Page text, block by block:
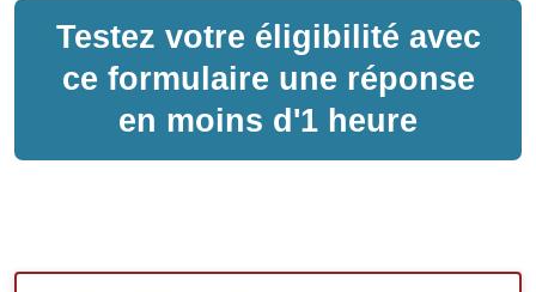
Testez votre éligibilité avec
ce formulaire une réponse
en moins d'1 heure